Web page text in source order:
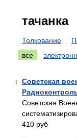
тачанка
Толкование
все
1
Советская
Советская
410 руб